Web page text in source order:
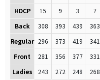
HDCP
15 9 3 7
Back
308 393 439 363
Regular 296 373 419 341
Front
281 356 377 331
Ladies
243 272 248 268